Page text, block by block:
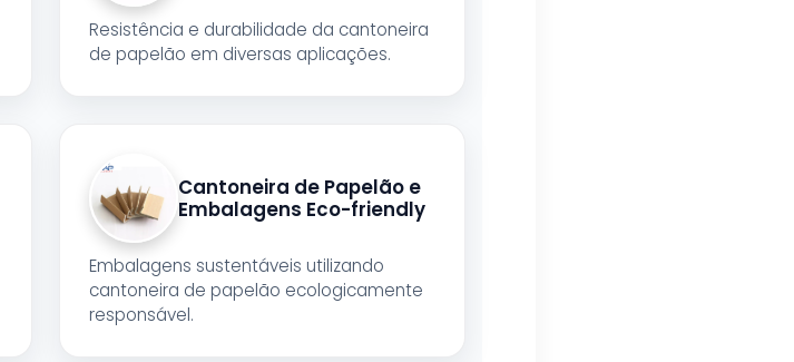
Resistência e durabilidade da cantoneira
de papelão em diversas aplicações.
Cantoneira de Papelão e
Embalagens Eco-friendly
Embalagens sustentáveis utilizando
cantoneira de papelão ecologicamente
responsável.